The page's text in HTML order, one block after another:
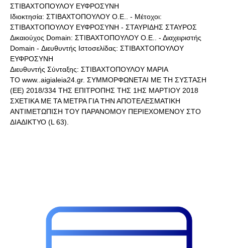
ΣΤΙΒΑΧΤΟΠΟΥΛΟΥ ΕΥΦΡΟΣΥΝΗ
Ιδιοκτησία: ΣΤΙΒΑΧΤΟΠΟΥΛΟΥ Ο.Ε.. - Μέτοχοι:
ΣΤΙΒΑΧΤΟΠΟΥΛΟΥ ΕΥΦΡΟΣΥΝΗ - ΣΤΑΥΡΙΔΗΣ ΣΤΑΥΡΟΣ
Δικαιούχος Domain: ΣΤΙΒΑΧΤΟΠΟΥΛΟΥ Ο.Ε.. - Διαχειριστής
Domain - Διευθυντής Ιστοσελίδας: ΣΤΙΒΑΧΤΟΠΟΥΛΟΥ
ΕΥΦΡΟΣΥΝΗ
Διευθυντής Σύνταξης: ΣΤΙΒΑΧΤΟΠΟΥΛΟΥ ΜΑΡΙΑ
ΤΟ www..aigialeia24.gr. ΣΥΜΜΟΡΦΩΝΕΤΑΙ ΜΕ ΤΗ ΣΥΣΤΑΣΗ
(ΕΕ) 2018/334 ΤΗΣ ΕΠΙΤΡΟΠΗΣ ΤΗΣ 1ΗΣ ΜΑΡΤΙΟΥ 2018
ΣΧΕΤΙΚΑ ΜΕ ΤΑ ΜΕΤΡΑ ΓΙΑ ΤΗΝ ΑΠΟΤΕΛΕΣΜΑΤΙΚΗ
ΑΝΤΙΜΕΤΩΠΙΣΗ ΤΟΥ ΠΑΡΑΝΟΜΟΥ ΠΕΡΙΕΧΟΜΕΝΟΥ ΣΤΟ
ΔΙΑΔΙΚΤΥΟ (L 63).